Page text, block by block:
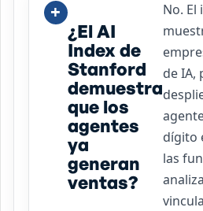
¿El AI
Index de
Stanford
demuestra
que los
agentes
ya
generan
ventas?
No.
de IA,
dígito
las